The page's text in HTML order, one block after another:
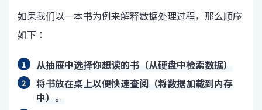
如果我们以一本书为例来解释数据处理过程，那么顺序
如下：
从抽屉中选择你想读的书（从硬盘中检索数据）
将书放在桌上以便快速查阅（将数据加载到内存
中）。